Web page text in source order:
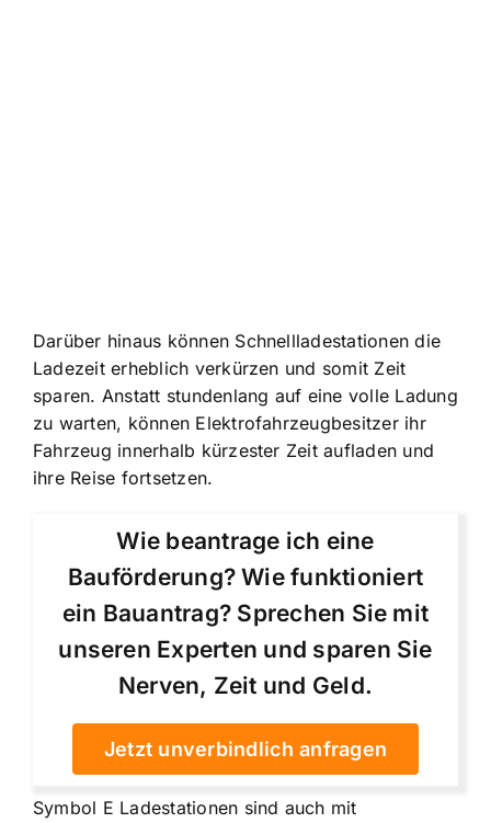
Darüber hinaus können Schnellladestationen die
Ladezeit erheblich verkürzen und somit Zeit
sparen. Anstatt stundenlang auf eine volle Ladung
zu warten, können Elektrofahrzeugbesitzer ihr
Fahrzeug innerhalb kürzester Zeit aufladen und
ihre Reise fortsetzen.
Wie beantrage ich eine
Bauförderung? Wie funktioniert
ein Bauantrag? Sprechen Sie mit
unseren Experten und sparen Sie
Nerven, Zeit und Geld.
Jetzt unverbindlich anfragen
Symbol E Ladestationen sind auch mit